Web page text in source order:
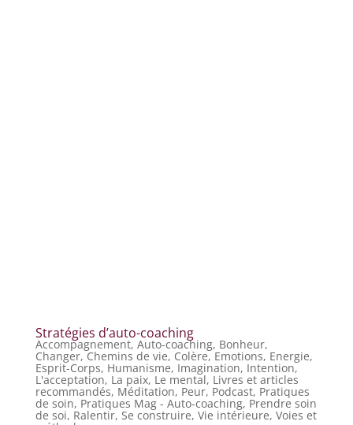
Stratégies d’auto-coaching
Accompagnement, Auto-coaching, Bonheur,
Changer,Chemins de vie, Colère, Emotions, Energie,
Esprit-Corps, Humanisme, Imagination, Intention,
L'acceptation, La paix, Le mental, Livres et articles
recommandés, Méditation, Peur, Podcast, Pratiques
de soin, Pratiques Mag - Auto-coaching, Prendre soin
de soi, Ralentir, Se construire, Vie intérieure, Voies et